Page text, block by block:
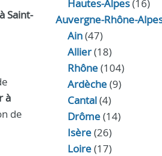
Saint-
à
de
Hautes-Alpes(16)
Auvergne-Rhône-
Ain(47)
Allier(18)
Rhône(104)
Ardèche(9)
Cantal(4)
Drôme(14)
Isère(26)
Loire(17)